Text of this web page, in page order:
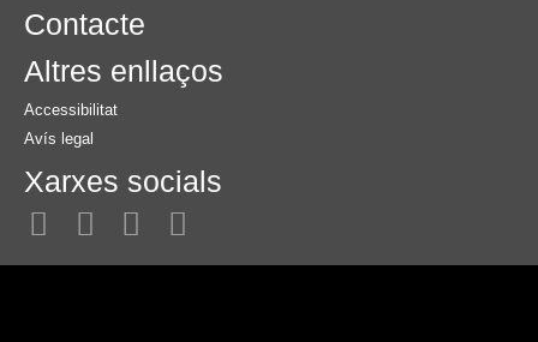
Contacte
Altres enllaços
Accessibilitat
Avís legal
Xarxes socials